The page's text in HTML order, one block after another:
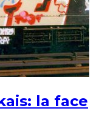
la face